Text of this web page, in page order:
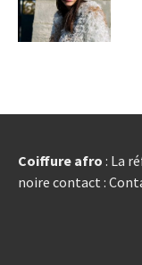
Coiffure afro : La
noire contact :